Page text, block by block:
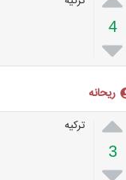
4

ریحانه

3
ترکیه